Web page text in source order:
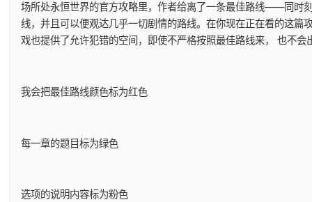
场所处永恒世界的官方攻略里，作者给离了一条最佳路线——同时
线，并且可以便观达几乎一切剧情的路线。在你现在正在看的这篇
戏也提供了允许犯错的空间，即使不严格按照最佳路线来， 也不会
我会把最佳路线颜色标为红色
每一章的题目标为绿色
选项的说明内容标为粉色